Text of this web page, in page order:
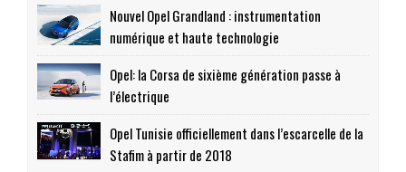
Nouvel Opel Grandland : instrumentation
numérique et haute technologie
Opel: la Corsa de sixième génération passe à
l’électrique
Opel Tunisie officiellement dans l’escarcelle de la
Stafim à partir de 2018